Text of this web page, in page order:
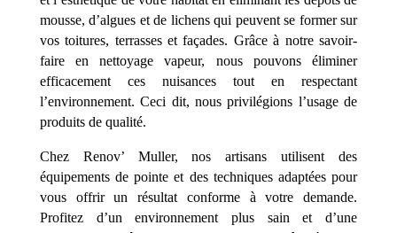
mousse, d’algues et de lichens qui peuvent se former sur
vos toitures, terrasses et façades. Grâce à notre savoir-
faire en nettoyage vapeur, nous pouvons éliminer
efficacement ces nuisances tout en respectant
l’environnement. Ceci dit, nous privilégions l’usage de
produits de qualité.
Chez Renov’ Muller, nos artisans utilisent des
équipements de pointe et des techniques adaptées pour
vous offrir un résultat conforme à votre demande.
Profitez d’un environnement plus sain et d’une